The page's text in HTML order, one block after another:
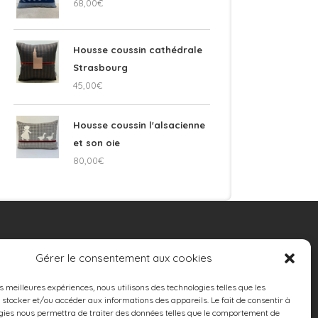
Gérer le consentement aux cookies
meilleures expériences, nous utilisons des technologies telles que les
stocker et/ou accéder aux informations des appareils. Le fait de consentir à
nous permettra de traiter des données telles que le comportement de
68,00€
Housse coussin cathédrale
Strasbourg
45,00€
Housse coussin l'alsacienne
et son oie
80,00€
D’AMEUBLEMENT
et rénovation de sièges